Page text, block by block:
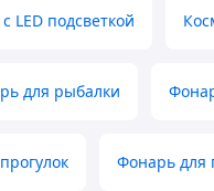
LED подсветкой
для рыбалки
Фонарь для